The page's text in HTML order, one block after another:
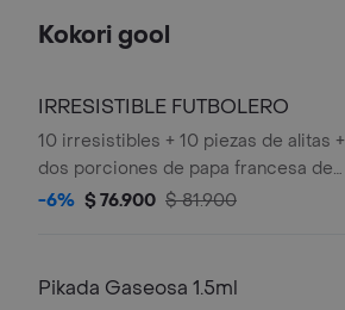
Kokori gool
IRRESISTIBLE FUTBOLERO
10 irresistibles + 10 piezas de alitas +
dos porciones de papa francesa de
80 gr + ensalada kokoriko y salsas
-6% $ 76.900 $ 81.900
Pikada Gaseosa 1.5ml